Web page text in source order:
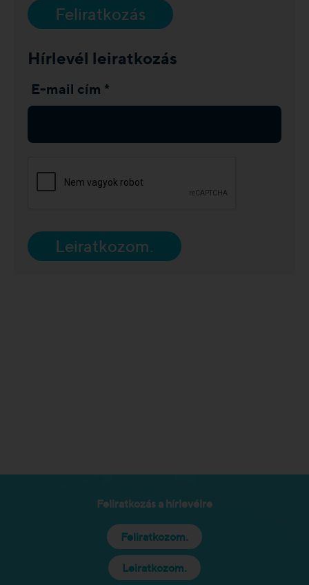
Feliratkozás
Hírlevél leiratkozás
E-mail cím *
Leiratkozom.
Feliratkozás a hírlevélre
Feliratkozom.
Leiratkozom.